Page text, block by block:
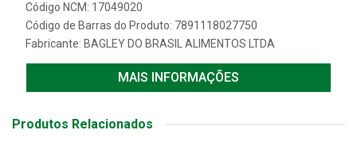
Código NCM: 17049020
Código de Barras do Produto: 7891118027750
Fabricante: BAGLEY DO BRASIL ALIMENTOS LTDA
MAIS INFORMAÇÕES
Produtos Relacionados